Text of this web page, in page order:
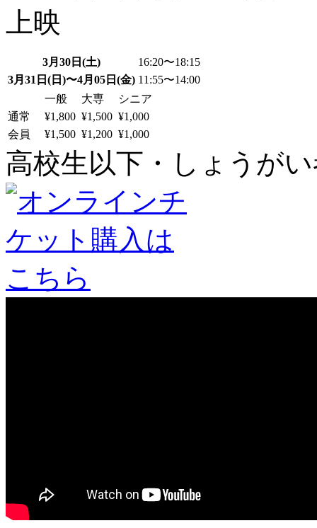
上映
3月30日(土)
16:20〜18:15
3月31日(日)〜4月05日(金) 11:55〜14:00
一般
大専
シニア
通常
¥1,800 ¥1,500 ¥1,000
会員
¥1,500 ¥1,200 ¥1,000
高校生以下・しょうがい